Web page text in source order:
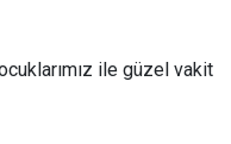
ile güzel vakit